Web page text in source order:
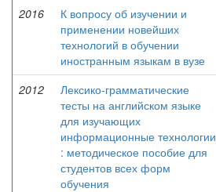
2016
К вопросу об изучении и
применении новейших
технологий в обучении
иностранным языкам в вузе
2012
Лексико-грамматические
тесты на английском языке
для изучающих
информационные технологии
: методическое пособие для
студентов всех форм
обучения